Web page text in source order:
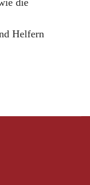
die
Helfern